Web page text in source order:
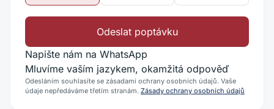
Odeslat poptávku
Napište nám na WhatsApp
Mluvíme vaším jazykem, okamžitá odpověď
Odesláním souhlasíte se zásadami ochrany osobních údajů. Vaše
údaje nepředáváme třetím stranám. Zásady ochrany osobních údajů